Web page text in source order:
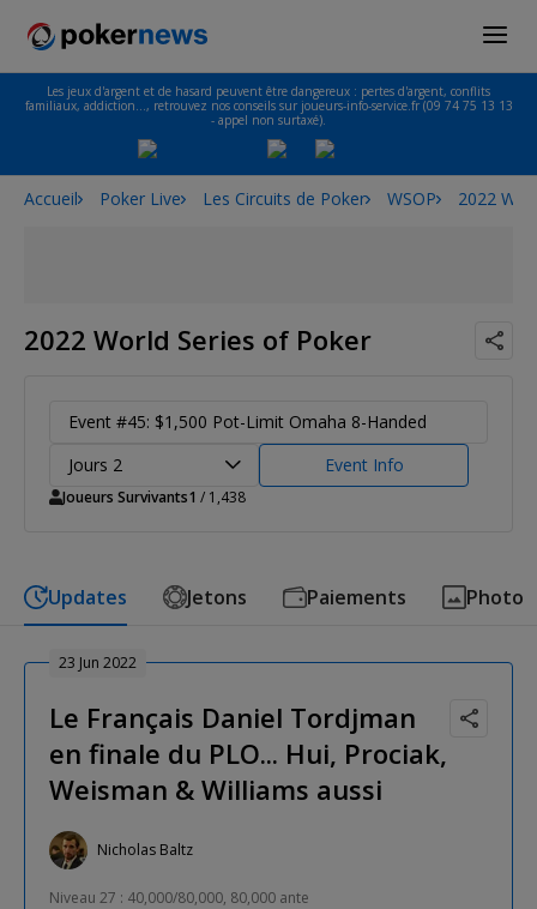
Les jeux d'argent et de hasard peuvent être dangereux : pertes d'argent, conflits
familiaux, addiction…, retrouvez nos conseils sur joueurs-info-service.fr (09 74 75 13 13
- appel non surtaxé).
Accueil Poker Live Les Circuits de Poker WSOP 2022
2022 World Series of Poker
Event #45: $1,500 Pot-Limit Omaha 8-Handed
Jours 2
Event Info
Joueurs Survivants1 / 1,438
Updates Jetons Paiements Photo
23 Jun 2022
Le Français Daniel Tordjman
en finale du PLO... Hui, Prociak,
Weisman & Williams aussi
Nicholas Baltz
Niveau 27 : 40,000/80,000, 80,000 ante